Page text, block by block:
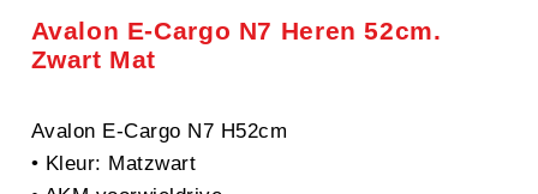
Avalon E-Cargo N7 Heren 52cm.
Zwart Mat
Avalon E-Cargo N7 H52cm
• Kleur: Matzwart